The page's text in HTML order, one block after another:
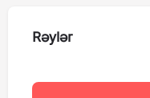
Rəylər